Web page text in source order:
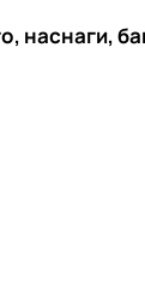
наснаги,